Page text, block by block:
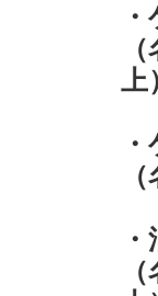
上